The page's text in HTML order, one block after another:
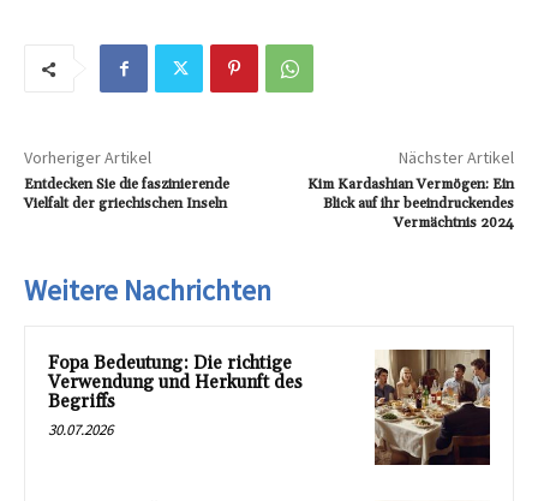
Vorheriger Artikel
Entdecken Sie die faszinierende
Vielfalt der griechischen Inseln
Nächster Artikel
Kim Kardashian Vermögen: Ein
Blick auf ihr beeindruckendes
Vermächtnis 2024
Weitere Nachrichten
Fopa Bedeutung: Die richtige
Verwendung und Herkunft des
Begriffs
30.07.2026